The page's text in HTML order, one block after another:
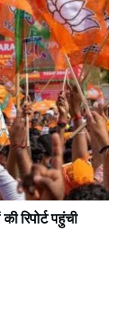
रिपोर्ट पहुंची